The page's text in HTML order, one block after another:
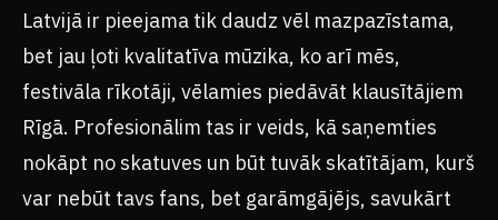
Latvijā ir pieejama tik daudz vēl mazpazīstama,
bet jau ļoti kvalitatīva mūzika, ko arī mēs,
festivāla rīkotāji, vēlamies piedāvāt klausītājiem
Rīgā. Profesionālim tas ir veids, kā saņemties
nokāpt no skatuves un būt tuvāk skatītājam, kurš
var nebūt tavs fans, bet garāmgājējs, savukārt